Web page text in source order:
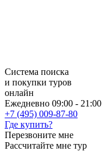
Система поиска
и покупки туров
онлайн
Ежедневно 09:00 - 21:00
+7 (495) 009-87-80
Где купить?
Перезвоните мне
Рассчитайте мне тур